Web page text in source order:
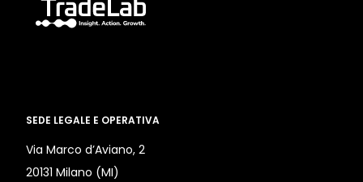
SEDE LEGALE E OPERATIVA
Via Marco d’Aviano, 2
20131 Milano (MI)